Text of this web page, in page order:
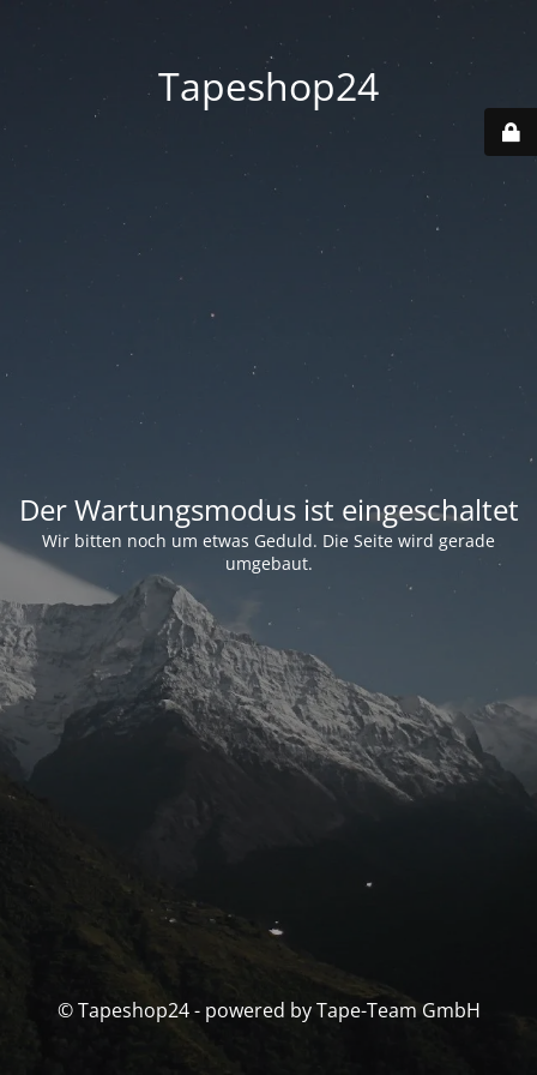
Tapeshop24
Der Wartungsmodus ist eingeschaltet
Wir bitten noch um etwas Geduld. Die Seite wird gerade
umgebaut.
© Tapeshop24 - powered by Tape-Team GmbH